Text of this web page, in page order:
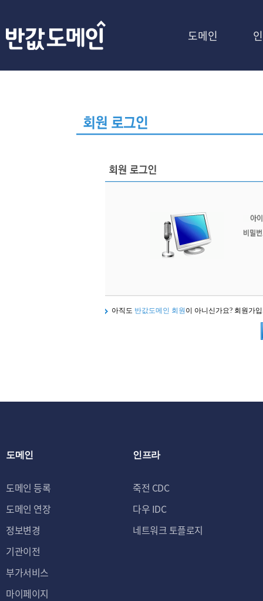
도메인
아직도 반값도메인 회원 이 아니신가요? 회원가
도메인
도메인 등록
도메인 연장
정보변경
기관이전
부가서비스
마이페이지
인프라
죽전 CDC
다우 IDC
네트워크 토플로지